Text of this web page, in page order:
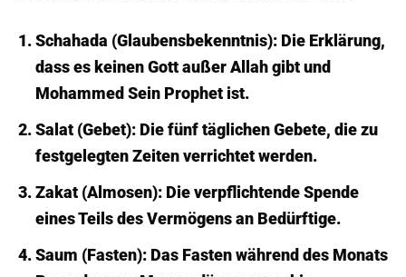
Schahada (Glaubensbekenntnis):Die Erklärung,
dass es keinen Gott außer Allah gibt und
Mohammed Sein Prophet ist.
Salat (Gebet):Die fünf täglichen Gebete, die zu
festgelegten Zeiten verrichtet werden.
Zakat (Almosen):Die verpflichtende Spende
eines Teils des Vermögens an Bedürftige.
Saum (Fasten):Das Fasten während des Monats